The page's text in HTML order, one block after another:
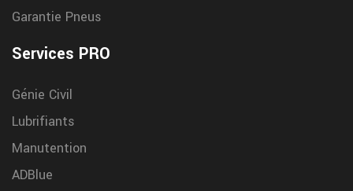
Garantie Pneus
Services PRO
Génie Civil
Lubrifiants
Manutention
ADBlue